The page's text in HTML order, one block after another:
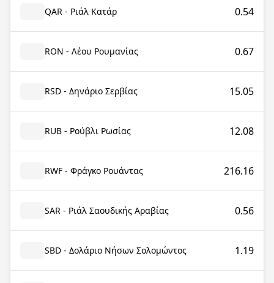
QAR - Ριάλ Κατάρ 0.54
RON - Λέου Ρουμανίας 0.67
RSD - Δηνάριο Σερβίας 15.05
RUB - Ρούβλι Ρωσίας 12.08
RWF - Φράγκο Ρουάντας 216.16
SAR - Ριάλ Σαουδικής Αραβίας 0.56
SBD - Δολάριο Νήσων Σολομώντος 1.19